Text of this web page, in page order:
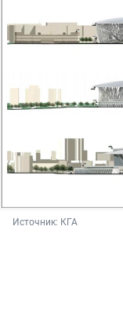
Источник: КГА